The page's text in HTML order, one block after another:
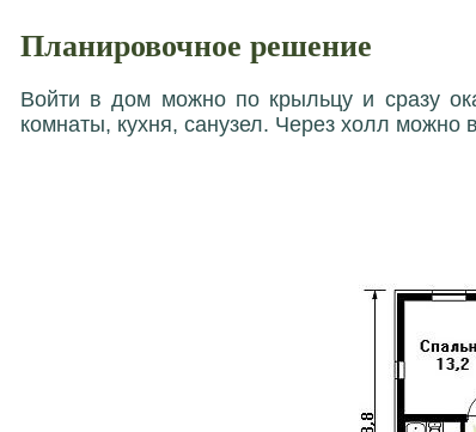
Планировочное решение
Войти в дом можно по крыльцу и сразу
комнаты, кухня, санузел. Через холл можно